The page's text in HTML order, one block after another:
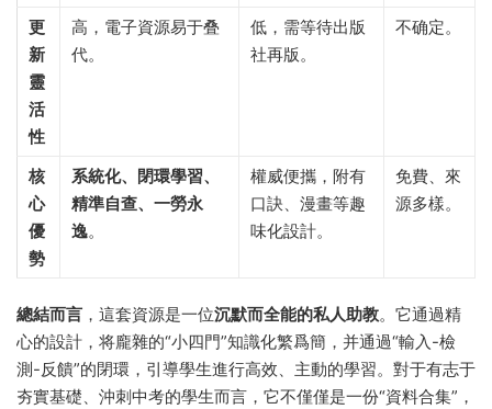
更
新
靈
活
性
高，電子資源易于叠
代。
低，需等待出版
社再版。
不确定。
核
心
優
勢
系統化、閉環學習、
精準自查、一勞永
逸。
權威便攜，附有
口訣、漫畫等趣
味化設計。
免費、來
源多樣。
總結而言 ，這套資源是一位沉默而全能的私人助教。它通過精
心的設計，将龐雜的“小四門”知識化繁爲簡，并通過“輸入-檢
測-反饋”的閉環，引導學生進行高效、主動的學習。對于有志于
夯實基礎、沖刺中考的學生而言，它不僅僅是一份“資料合集”，